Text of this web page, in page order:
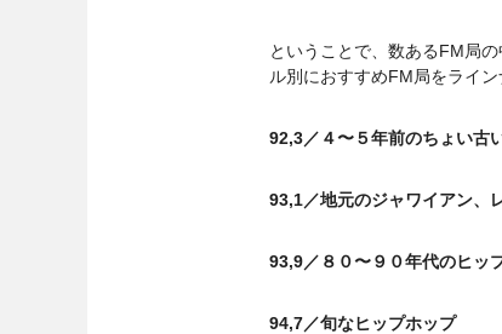
ということで、数あるFM局
ル別におすすめFM局をライン
92,3／４〜５年前のちょい古
93,1／地元のジャワイアン、
93,9／８０〜９０年代のヒッ
94,7／旬なヒップホップ